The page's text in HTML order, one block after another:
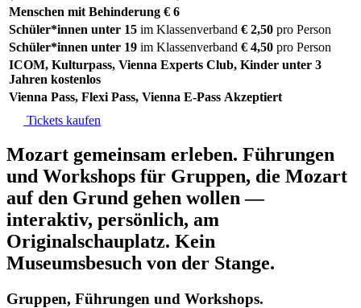
Menschen mit Behinderung € 6
Schüler*innen unter 15 im Klassenverband € 2,50 pro Person
Schüler*innen unter 19 im Klassenverband € 4,50 pro Person
ICOM, Kulturpass, Vienna Experts Club, Kinder unter 3
Jahren kostenlos
Vienna Pass, Flexi Pass, Vienna E-Pass Akzeptiert
Tickets kaufen
Mozart gemeinsam erleben. Führungen
und Workshops für Gruppen, die Mozart
auf den Grund gehen wollen —
interaktiv, persönlich, am
Originalschauplatz. Kein
Museumsbesuch von der Stange.
Gruppen, Führungen und Workshops.